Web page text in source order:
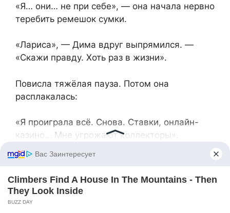
«Я… они… не при себе», — она начала нервно
теребить ремешок сумки.
«Лариса», — Дима вдруг выпрямился. —
«Скажи правду. Хоть раз в жизни».
Повисла тяжёлая пауза. Потом она
расплакалась:
«Я проиграла всё. Снова. Ставки, онлайн-
казино… Мне угрожают коллекторы».
«Поэтому ты шантажировала брата?» — я
старалась говорить мягко. — «Угрожала
рассказать мне о своём существовании?»